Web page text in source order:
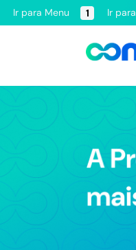
Ir para Menu 1 Ir